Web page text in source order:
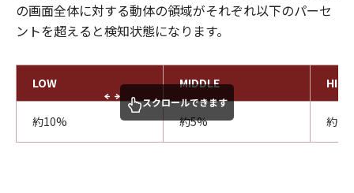
の画面全体に対する動体の領域がそれぞれ以下のパーセ
ントを超えると検知状態になります。
LOW MIDDLE HIGH
約10% 約5% 約
スクロールできます